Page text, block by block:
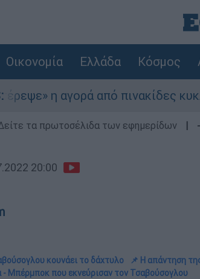
Οικονομία Ελλάδα Κόσμος
από πινακίδες
τα πρωτοσέλιδα των εφημερίδων
20:00
κουνάει το δάχτυλο
📌 Η απάντηση
- Μπέρμποκ που εκνεύρισαν τον Τσαβούσογλου